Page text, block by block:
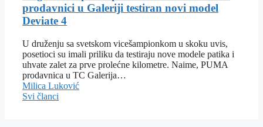
prodavnici u Galeriji testiran novi model
Deviate 4
U druženju sa svetskom vicešampionkom u skoku uvis,
posetioci su imali priliku da testiraju nove modele patika i
uhvate zalet za prve prolećne kilometre. Naime, PUMA
prodavnica u TC Galerija…
Milica Luković
Svi članci